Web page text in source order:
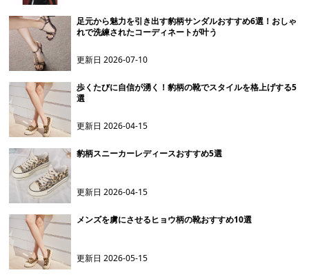
足元から魅力を引き出す豹柄サンダルおすすめ6選！おしゃ
れで洗練されたコーディネートが叶う
更新日2026-07-10
歩くたびに自信が湧く！豹柄の靴でスタイルを格上げする5
選
更新日2026-04-15
豹柄スニーカーレディースおすすめ5選
更新日2026-04-15
メンズを虜にさせるヒョウ柄の靴おすすめ10選
更新日2026-05-15